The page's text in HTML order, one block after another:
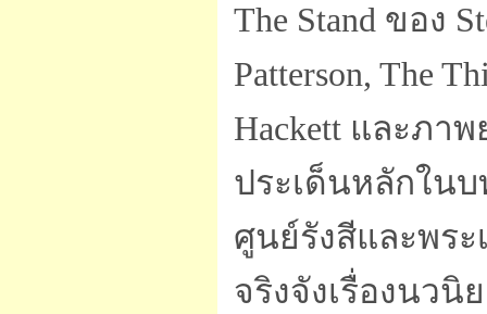
The Stand ของ
Patterson, The
Hackett และภา
ประเด็นหลักใน
ศูนย์รังสีและพร
จริงจังเรื่องนวนิ